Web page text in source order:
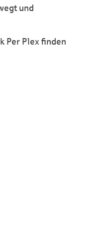
und
Per Plex finden